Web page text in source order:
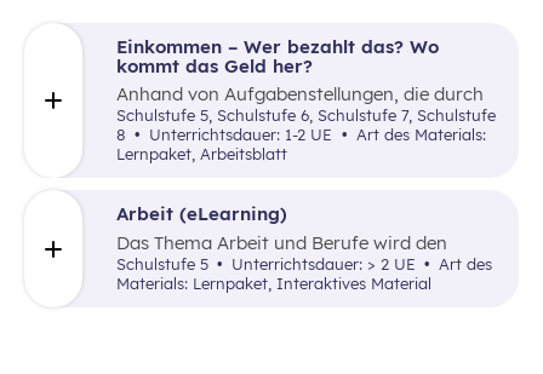
Einkommen – Wer bezahlt das? Wo
kommt das Geld her?
Anhand von Aufgabenstellungen, die durch
kurze Texte und Videolinks unterstützt
werden, informiert das Material über
Einkommen, Steuern (Lohnsteuer brutto
Schulstufe 5, Schulstufe 6, Schulstufe 7, Schulstufe
8
Unterrichtsdauer: 1-2 UE
Lernpaket, Arbeitsblatt
Arbeit (eLearning)
Das Thema Arbeit und Berufe wird den
Schüler:innen durch ein Skriptum
nähergebracht – begleitet von Videos, einem
E-Learning Teil und einem Stationenbetrieb.
Schulstufe 5 Unterrichtsdauer: > 2 UE
Materials: Lernpaket, Interaktives Material